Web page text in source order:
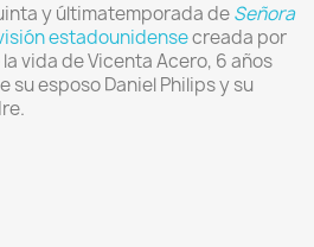
y últimatemporada deSeñora
estadounidensecreada por
la vida de Vicenta Acero, 6 años
su esposo Daniel Philips y su